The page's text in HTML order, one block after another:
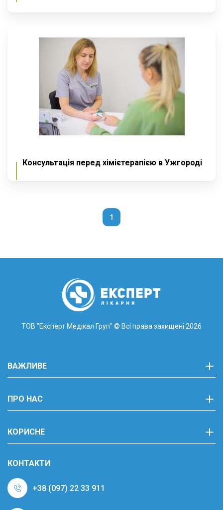
Консультація перед хімієтерапією в Ужгороді
1
ТОВ "Експерт Медікал Груп" © Всі права захищені 2026
ВАЖЛИВЕ
ПРО НАС
КОРИСНЕ
КОНТАКТИ
+38 (097) 22 33 911